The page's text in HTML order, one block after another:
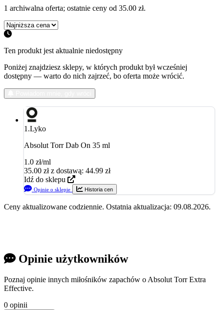
1 archiwalna oferta; ostatnie ceny od 35.00 zł.
Ten produkt jest aktualnie niedostępny
Poniżej znajdziesz sklepy, w których produkt był wcześniej
dostępny — warto do nich zajrzeć, bo oferta może wrócić.
1.Lyko
Absolut Torr Dab On 35 ml
1.0 zł/ml
35.00 zł z dostawą: 44.99 zł
Idź do sklepu
Opinie o sklepie Historia cen
Ceny aktualizowane codziennie. Ostatnia aktualizacja: 09.08.2026.
Opinie użytkowników
Poznaj opinie innych miłośników zapachów o Absolut Torr Extra
Effective.
0 opinii